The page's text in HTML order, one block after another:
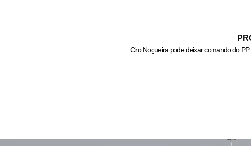
Ciro Nogueira pode deixar comando do PP